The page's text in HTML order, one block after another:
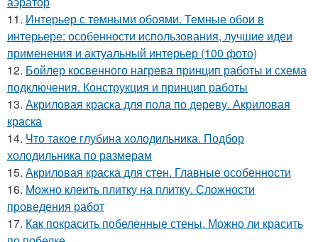
11. Интерьер с темными обоями. Темные обои в
интерьере: особенности использования, лучшие идеи
применения и актуальный интерьер (100 фото)
12. Бойлер косвенного нагрева принцип работы и схема
подключения. Конструкция и принцип работы
13. Акриловая краска для пола по дереву. Акриловая
краска
14. Что такое глубина холодильника. Подбор
холодильника по размерам
15. Акриловая краска для стен. Главные особенности
16. Можно клеить плитку на плитку. Сложности
проведения работ
17. Как покрасить побеленные стены. Можно ли красить